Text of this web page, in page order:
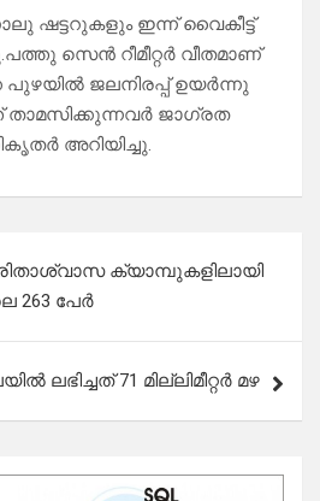
ഷട്ടറുകളും ഇന്ന് വൈകീട്ട്
സെൻ റീമീറ്റർ വീതമാണ്
ജലനിരപ്പ് ഉയർന്നു
ജാഗ്രത
അറിയിച്ചു.
ക്യാമ്പുകളിലായി
263 പേര്‍
ലഭിച്ചത് 71 മില്ലിമീറ്റർ മഴ